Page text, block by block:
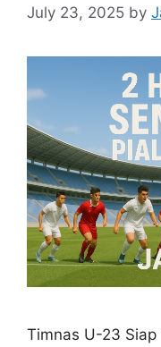
July 23, 2025 by
Timnas U-23